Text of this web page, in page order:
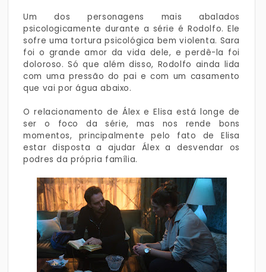
Um dos personagens mais abalados
psicologicamente durante a série é Rodolfo. Ele
sofre uma tortura psicológica bem violenta. Sara
foi o grande amor da vida dele, e perdê-la foi
doloroso. Só que além disso, Rodolfo ainda lida
com uma pressão do pai e com um casamento
que vai por água abaixo.
O relacionamento de Álex e Elisa está longe de
ser o foco da série, mas nos rende bons
momentos, principalmente pelo fato de Elisa
estar disposta a ajudar Álex a desvendar os
podres da própria família.